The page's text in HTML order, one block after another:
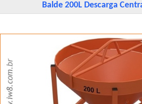
Balde 200L Descarga